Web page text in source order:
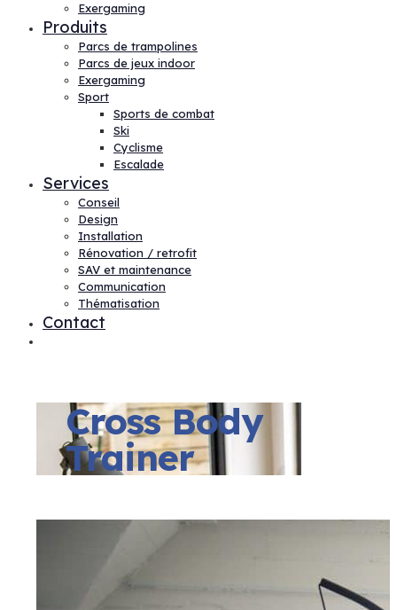
Exergaming
Produits
Parcs de trampolines
Parcs de jeux indoor
Exergaming
Sport
Sports de combat
Ski
Cyclisme
Escalade
Services
Conseil
Design
Installation
Rénovation / retrofit
SAV et maintenance
Communication
Thématisation
Contact
Cross Body
Trainer